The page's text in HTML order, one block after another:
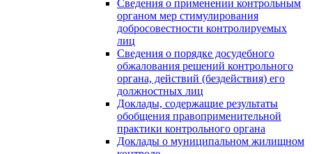
Сведения о применении контрольным
органом мер стимулирования
добросовестности контролируемых
лиц
Сведения о порядке досудебного
обжалования решений контрольного
органа, действий (бездействия) его
должностных лиц
Доклады, содержащие результаты
обобщения правоприменительной
практики контрольного органа
Доклады о муниципальном жилищном